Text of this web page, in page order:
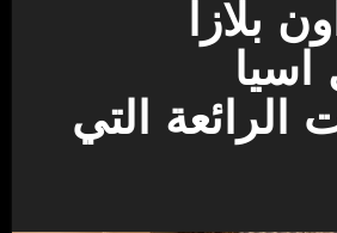
بلازا
الرائعة التي